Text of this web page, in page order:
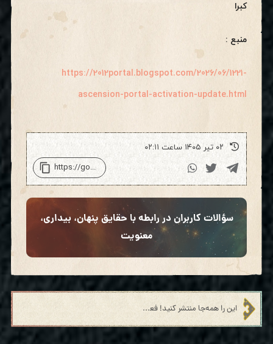
کبرا
منبع :
https://2012portal.blogspot.com/2026/06/1221-
ascension-portal-activation-update.html
۰۲ تیر ۱۴۰۵ ساعت ۰۲:۱۱
سؤالات کاربران در رابطه با حقایق پنهان، بیداری،
معنویت
این را همه‌جا منتشر کنید! فعال‌سازی پرتال صعود ۱۲:۲۱ – بخش دوم